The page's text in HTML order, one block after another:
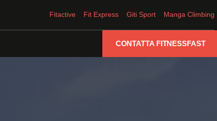
Fitactive Fit Express Giti Sport Manga Climbing
CONTATTA FITNESSFAST